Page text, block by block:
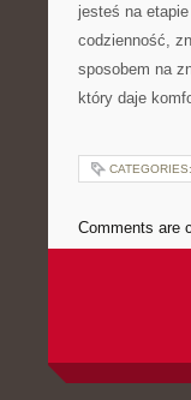
jesteś na
codzienność,
sposobem na
który daje
CATEGORIES:
Comments are